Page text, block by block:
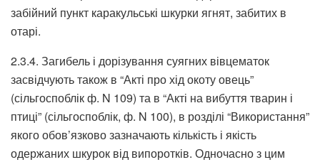
забійний пункт каракульські шкурки ягнят, забитих в
отарі.
2.3.4. Загибель і дорізування суягних вівцематок
засвідчують також в “Акті про хід окоту овець”
(сільгоспоблік ф. N 109) та в “Акті на вибуття тварин і
птиці” (сільгоспоблік, ф. N 100), в розділі “Використання”
якого обов’язково зазначають кількість і якість
одержаних шкурок від випоротків. Одночасно з цим